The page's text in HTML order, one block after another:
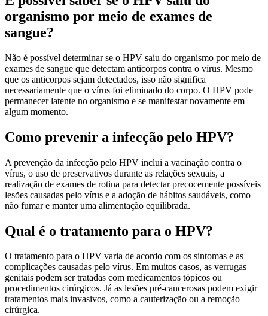
organismo por meio de exames de
sangue?
Não é possível determinar se o HPV saiu do organismo por meio de
exames de sangue que detectam anticorpos contra o vírus. Mesmo
que os anticorpos sejam detectados, isso não significa
necessariamente que o vírus foi eliminado do corpo. O HPV pode
permanecer latente no organismo e se manifestar novamente em
algum momento.
Como prevenir a infecção pelo HPV?
A prevenção da infecção pelo HPV inclui a vacinação contra o
vírus, o uso de preservativos durante as relações sexuais, a
realização de exames de rotina para detectar precocemente possíveis
lesões causadas pelo vírus e a adoção de hábitos saudáveis, como
não fumar e manter uma alimentação equilibrada.
Qual é o tratamento para o HPV?
O tratamento para o HPV varia de acordo com os sintomas e as
complicações causadas pelo vírus. Em muitos casos, as verrugas
genitais podem ser tratadas com medicamentos tópicos ou
procedimentos cirúrgicos. Já as lesões pré-cancerosas podem exigir
tratamentos mais invasivos, como a cauterização ou a remoção
cirúrgica.